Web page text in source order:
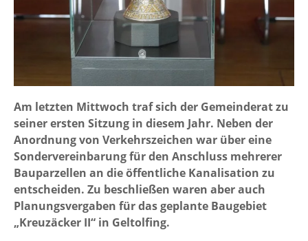
Am letzten Mittwoch traf sich der Gemeinderat zu
seiner ersten Sitzung in diesem Jahr. Neben der
Anordnung von Verkehrszeichen war über eine
Sondervereinbarung für den Anschluss mehrerer
Bauparzellen an die öffentliche Kanalisation zu
entscheiden. Zu beschließen waren aber auch
Planungsvergaben für das geplante Baugebiet
„Kreuzäcker II“ in Geltolfing.